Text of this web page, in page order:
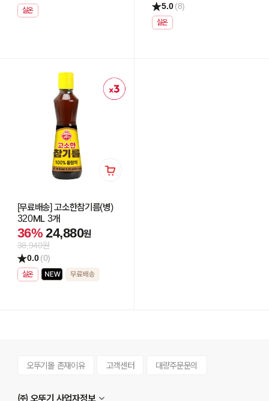
실온 5.0 (8)
실온
[무료배송] 고소한참기름(병)
320ML 3개
36% 24,880원
38,940원
0.0 (0)
실온
오뚜기몰 존재이유 고객센터 대량주문문의
㈜ 오뚜기 사업자정보